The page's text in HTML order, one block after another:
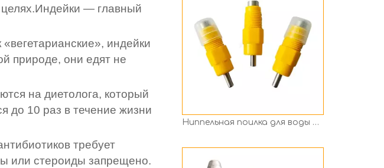
— главный
индейки
природе, они едят не
на диетолога, который
до 10 раз в течение жизни
требует
или стероиды запрещено.
ПХ-05 Нержавеющая сталь 304 Нажимает поилку сосков для птицы для птицы